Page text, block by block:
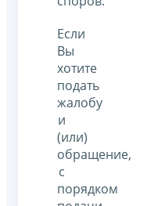
Если
Вы
хотите
подать
жалобу
и
(или)
обращение,
с
порядком